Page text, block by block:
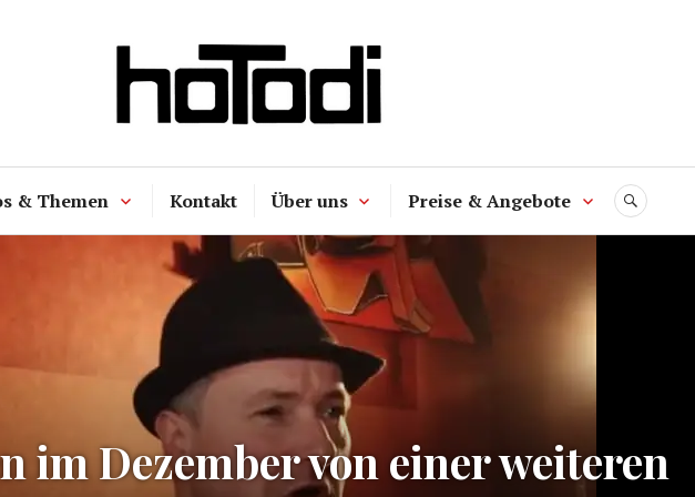
hoTodi
& Themen Kontakt Über uns Preise & Angebote SUCHE
im Dezember von einer weiteren